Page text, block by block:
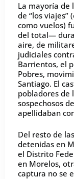
La mayoría de
de “los viajes”
como vuelos)
del total—
aire, de
judiciales
Barrientos, el
Pobres,
Santiago. El
pobladores de
sospechosos
apellidaban
Del resto de
detenidas en
el Distrito
en Morelos,
captura no se